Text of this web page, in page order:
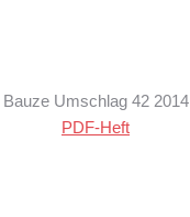
Bauze Umschlag 42 2014
PDF-Heft